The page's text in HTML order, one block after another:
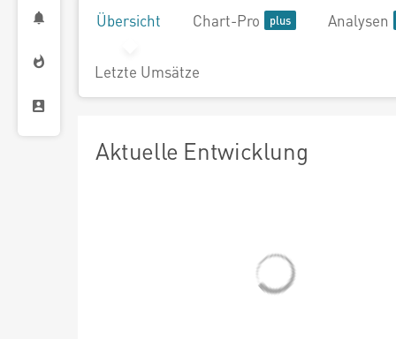
Übersicht Chart-Pro Analysen
Letzte Umsätze
Aktuelle Entwicklung